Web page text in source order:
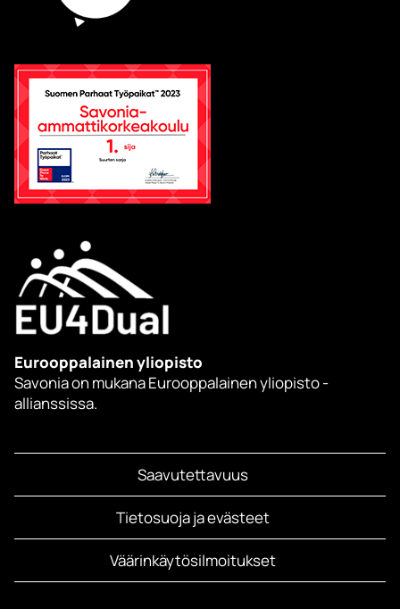
Eurooppalainen yliopisto
Savonia on mukana Eurooppalainen yliopisto -
allianssissa.
Saavutettavuus
Tietosuoja ja evästeet
Väärinkäytösilmoitukset